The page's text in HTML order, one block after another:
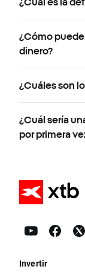
¿Cómo
dinero?
¿Cuáles son
¿Cuál sería
por primera
Invertir